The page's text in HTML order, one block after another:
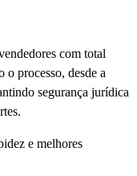
com total
o processo, desde a
segurança jurídica
e melhores